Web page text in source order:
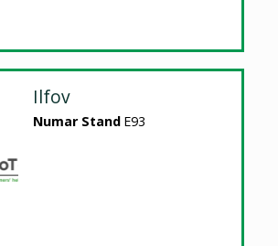
Ilfov
Numar Stand E93